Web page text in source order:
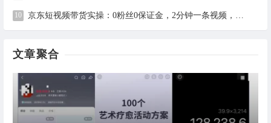
京东短视频带货实操：0粉丝0保证金，2分钟一条视频，新手日赚1千+
文章聚合